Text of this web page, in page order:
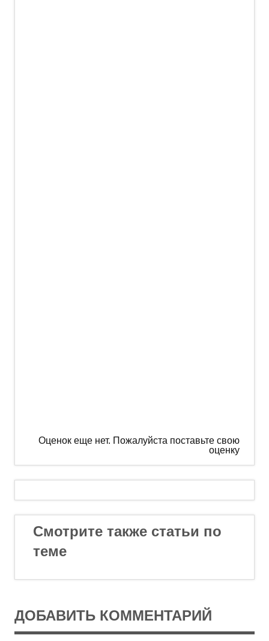
Оценок еще нет. Пожалуйста поставьте свою
оценку
Смотрите также статьи по
теме
ДОБАВИТЬ КОММЕНТАРИЙ